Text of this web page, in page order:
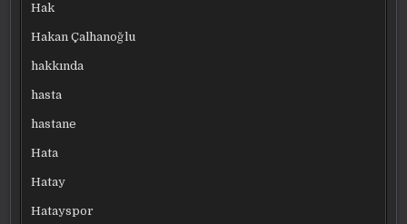
Hak
Hakan Çalhanoğlu
hakkında
hasta
hastane
Hata
Hatay
Hatayspor